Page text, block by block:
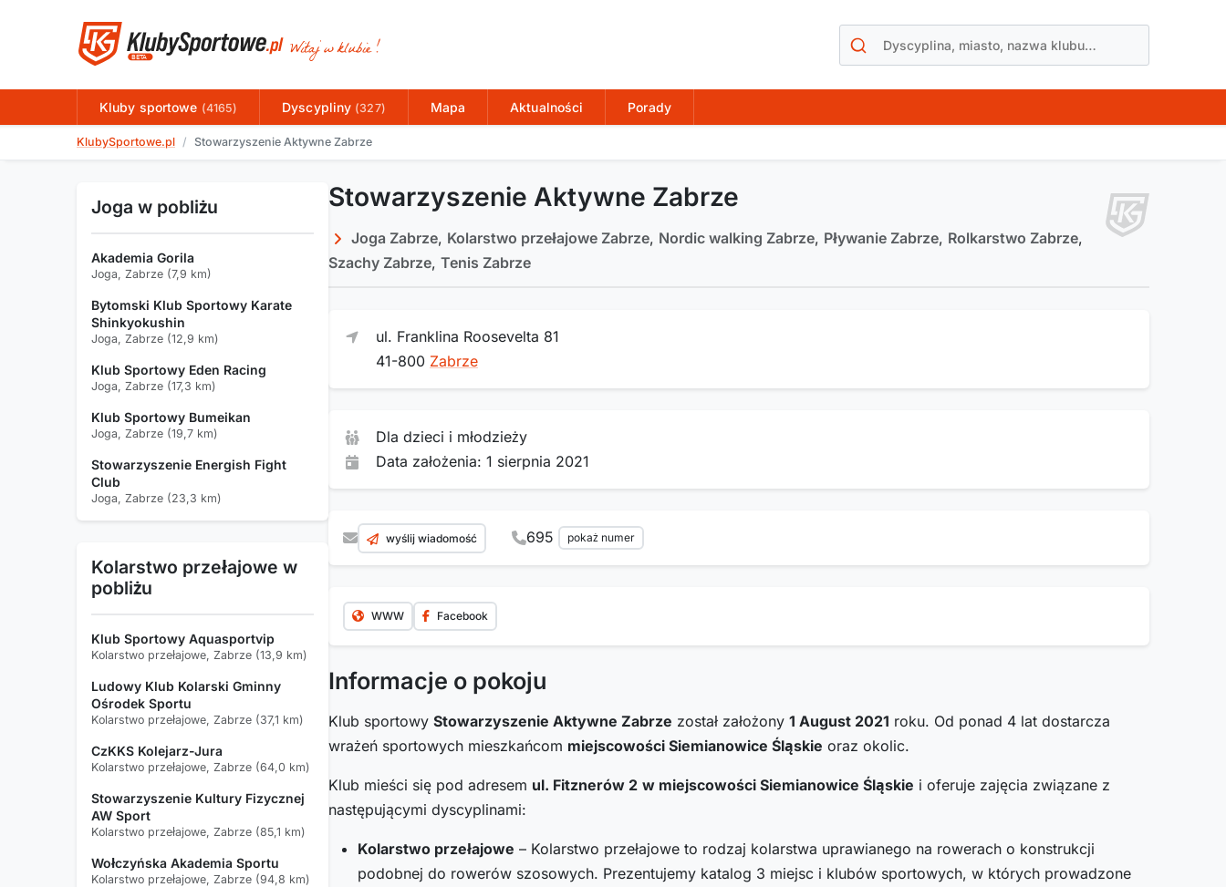
Kluby sportowe (4165) Dyscypliny (327) Mapa Aktualności Porady
KlubySportowe.pl Stowarzyszenie Aktywne Zabrze
Stowarzyszenie Aktywne Zabrze
Joga Zabrze, Kolarstwo przełajowe Zabrze, Nordic walking Zabrze, Pływanie Zabrze, Rolkarstwo Zabrze,
Szachy Zabrze, Tenis Zabrze
ul. Franklina Roosevelta 81
41-800 Zabrze
Dla dzieci i młodzieży
Data założenia: 1 sierpnia 2021
wyślij wiadomość 695 pokaż numer
WWW Facebook
Informacje o pokoju
Klub sportowy Stowarzyszenie Aktywne Zabrze został założony 1 August 2021 roku. Od ponad 4 lat dostarcza
wrażeń sportowych mieszkańcom miejscowości Siemianowice Śląskie oraz okolic.
Klub mieści się pod adresem ul. Fitznerów 2 w miejscowości Siemianowice Śląskie i oferuje zajęcia związane z
następującymi dyscyplinami:
Kolarstwo przełajowe – Kolarstwo przełajowe to rodzaj kolarstwa uprawianego na rowerach o konstrukcji
podobnej do rowerów szosowych. Prezentujemy katalog 3 miejsc i klubów sportowych, w których prowadzone
Joga w pobliżu
Akademia Gorila
Joga, Zabrze (7,9 km)
Bytomski Klub Sportowy Karate
Shinkyokushin
Joga, Zabrze (12,9 km)
Klub Sportowy Eden Racing
Joga, Zabrze (17,3 km)
Klub Sportowy Bumeikan
Joga, Zabrze (19,7 km)
Stowarzyszenie Energish Fight
Club
Joga, Zabrze (23,3 km)
Kolarstwo przełajowe w
pobliżu
Klub Sportowy Aquasportvip
Kolarstwo przełajowe, Zabrze (13,9 km)
Ludowy Klub Kolarski Gminny
Ośrodek Sportu
Kolarstwo przełajowe, Zabrze (37,1 km)
CzKKS Kolejarz-Jura
Kolarstwo przełajowe, Zabrze (64,0 km)
Stowarzyszenie Kultury Fizycznej
AW Sport
Kolarstwo przełajowe, Zabrze (85,1 km)
Wołczyńska Akademia Sportu
Kolarstwo przełajowe, Zabrze (94,8 km)